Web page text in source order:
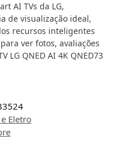
AI TVs da LG,
de visualização ideal,
recursos inteligentes
ver fotos, avaliações
LG QNED AI 4K QNED73
e Eletro